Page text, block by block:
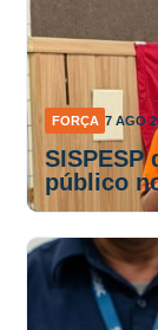
FORÇA 7 AGO
público